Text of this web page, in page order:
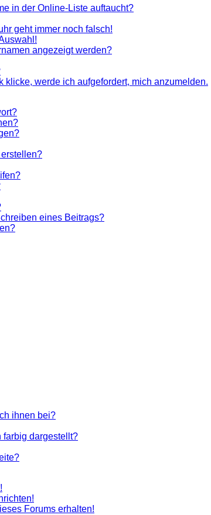
in der Online-Liste auftaucht?
geht immer noch falsch!
angezeigt werden?
werde ich aufgefordert, mich anzumelden.
eines Beitrags?
ihnen bei?
farbig dargestellt?
Forums erhalten!